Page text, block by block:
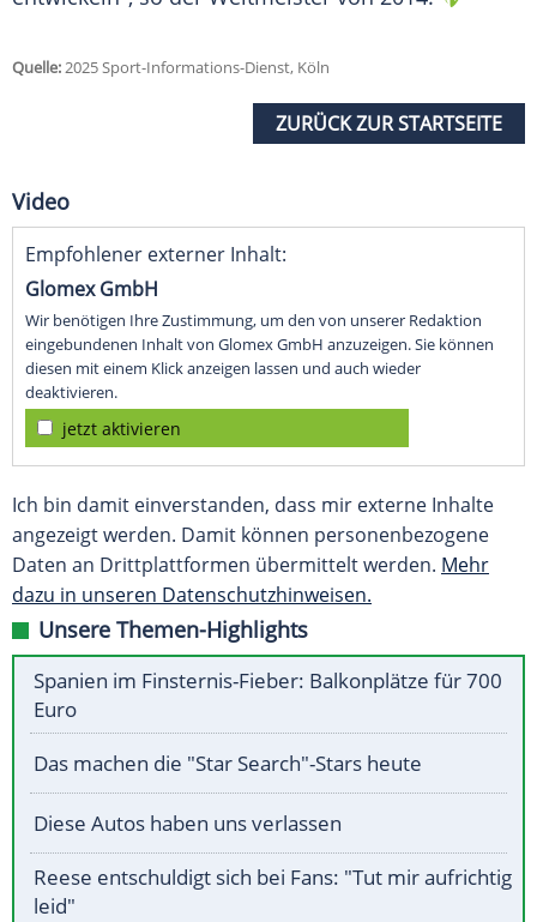
Quelle:2025 Sport-Informations-Dienst, Köln
ZURÜCK ZUR STARTSEITE
Video
Empfohlener externer Inhalt:
Glomex GmbH
Wir benötigen Ihre Zustimmung, um den von unserer Redaktion
eingebundenen Inhalt von Glomex GmbH anzuzeigen. Sie können
diesen mit einem Klick anzeigen lassen und auch wieder
deaktivieren.
jetzt aktivieren
Ich bin damit einverstanden, dass mir externe Inhalte
angezeigt werden. Damit können personenbezogene
Daten an Drittplattformen übermittelt werden. Mehr
dazu in unseren Datenschutzhinweisen.
Unsere Themen-Highlights
Spanien im Finsternis-Fieber: Balkonplätze für 700
Euro
Das machen die "Star Search"-Stars heute
Diese Autos haben uns verlassen
Reese entschuldigt sich bei Fans: "Tut mir aufrichtig
leid"